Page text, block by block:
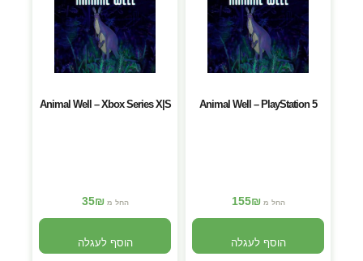
Animal Well – PlayStation 5
החל מ 155₪
הוסף לעגלה
Animal Well – Xbox Series X|S
החל מ 35₪
הוסף לעגלה